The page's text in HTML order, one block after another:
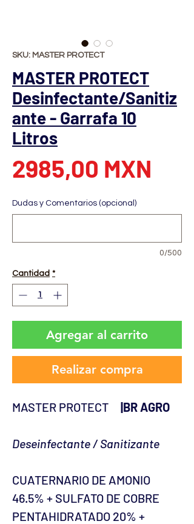
SKU: MASTER PROTECT
MASTER PROTECT
Desinfectante/Sanitiz
ante - Garrafa 10
Litros
2985,00 MXN
Dudas y Comentarios (opcional)
0/500
Cantidad *
Agregar al carrito
Realizar compra
MASTER PROTECT |BR AGRO
Deseinfectante / Sanitizante
CUATERNARIO DE AMONIO
46.5% + SULFATO DE COBRE
PENTAHIDRATADO 20% +